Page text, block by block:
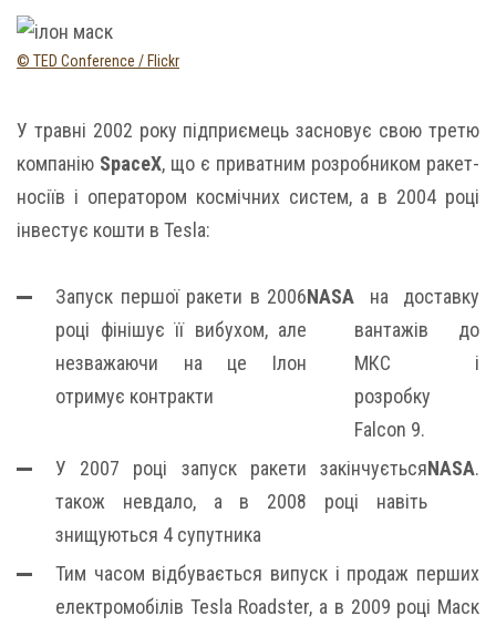
© TED Conference / Flickr
У травні 2002 року підприємець засновує свою третю
компанію SpaceX, що є приватним розробником ракет-
носіїв і оператором космічних систем, а в 2004 році
інвестує кошти в Tesla:
Запуск першої ракети в 2006
році фінішує її вибухом, але
незважаючи на це Ілон
отримує контракти
NASA на доставку
вантажів до
МКС і
розробку
Falcon 9.
У 2007 році запуск ракети закінчується
також невдало, а в 2008 році навіть
знищуються 4 супутника
NASA.
Тим часом відбувається випуск і продаж перших
електромобілів Tesla Roadster, а в 2009 році Маск